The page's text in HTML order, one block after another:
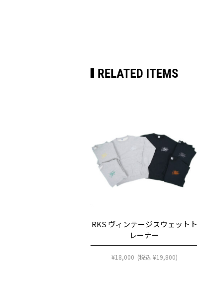
RKS ヴィンテージスウェットト
レーナー
¥18,000 (税込 ¥19,800)